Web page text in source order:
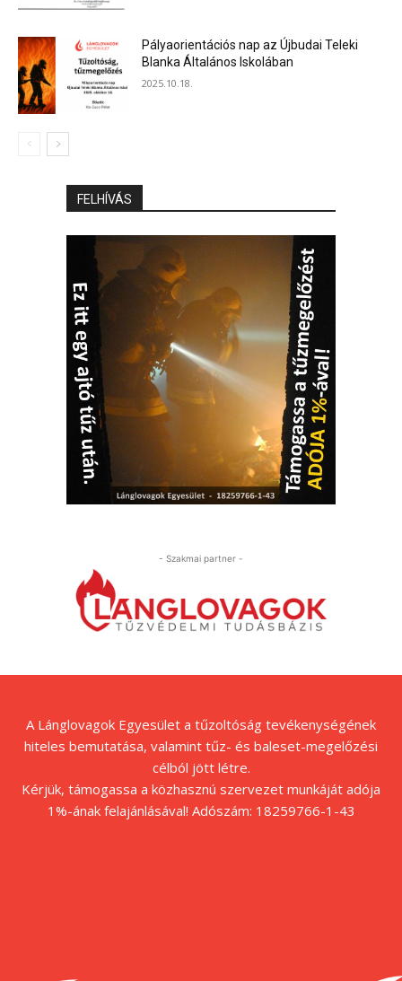
Pályaorientációs nap az Újbudai Teleki
Blanka Általános Iskolában
2025.10.18.
FELHÍVÁS
- Szakmai partner -
A Lánglovagok Egyesület a tűzoltóság tevékenységének
hiteles bemutatása, valamint tűz- és baleset-megelőzési
célból jött létre.
Kérjük, támogassa a közhasznú szervezet munkáját adója
1%-ának felajánlásával! Adószám: 18259766-1-43